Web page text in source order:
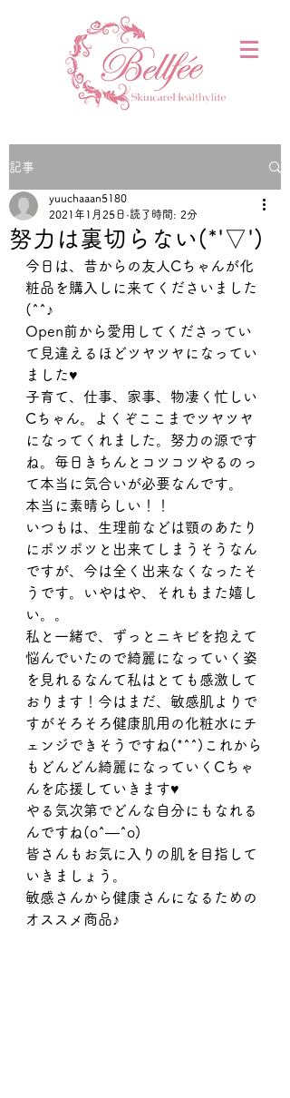
記事
努力は裏切らない(*'▽')
yuuchaaan5180
2021年1月25日 読了時間: 2分
今日は、昔からの友人Cちゃんが化
粧品を購入しに来てくださいました
(^^♪
Open前から愛用してくださってい
て見違えるほどツヤツヤになってい
ました♥
子育て、仕事、家事、物凄く忙しい
Cちゃん。よくぞここまでツヤツヤ
になってくれました。努力の源です
ね。毎日きちんとコツコツやるのっ
て本当に気合いが必要なんです。
本当に素晴らしい！！
いつもは、生理前などは顎のあたり
にポツポツと出来てしまうそうなん
ですが、今は全く出来なくなったそ
うです。いやはや、それもまた嬉し
い。。
私と一緒で、ずっとニキビを抱えて
悩んでいたので綺麗になっていく姿
を見れるなんて私はとても感激して
おります！今はまだ、敏感肌よりで
すがそろそろ健康肌用の化粧水にチ
ェンジできそうですね(*^^)これから
もどんどん綺麗になっていくCちゃ
んを応援していきます♥
やる気次第でどんな自分にもなれる
んですね(o^―^o)
皆さんもお気に入りの肌を目指して
いきましょう。
敏感さんから健康さんになるための
オススメ商品♪